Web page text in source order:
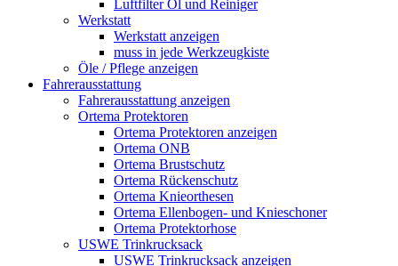
Luftfilter Öl und Reiniger
Werkstatt
Werkstatt anzeigen
muss in jede Werkzeugkiste
Öle / Pflege anzeigen
Fahrerausstattung
Fahrerausstattung anzeigen
Ortema Protektoren
Ortema Protektoren anzeigen
Ortema ONB
Ortema Brustschutz
Ortema Rückenschutz
Ortema Knieorthesen
Ortema Ellenbogen- und Knieschoner
Ortema Protektorhose
USWE Trinkrucksack
USWE Trinkrucksack anzeigen